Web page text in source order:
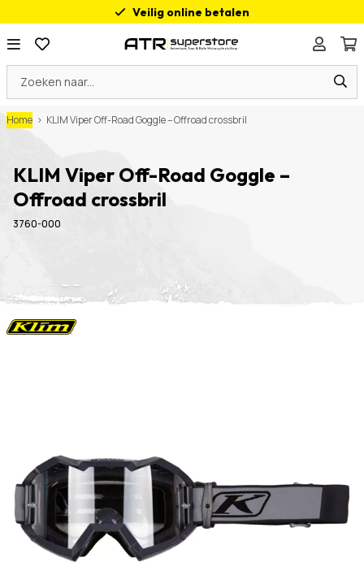
Veilig online betalen
Advies op maat
Home > KLIM Viper Off-Road Goggle – Offroad crossbril
KLIM Viper Off-Road Goggle –
Offroad crossbril
3760-000